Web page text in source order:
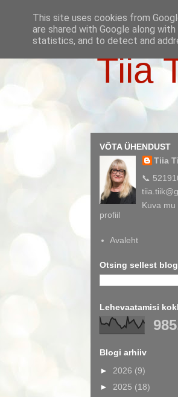
Tiia
VÕTA ÜHENDUST
Tiia
📞
Kuva mu
profiil
Avaleht
Otsing sellest
Lehevaatamisi
Blogi arhiiv
► 2026 (9)
► 2025 (18)
This site uses cookies from
are shared with Google along
statistics, and to detect and